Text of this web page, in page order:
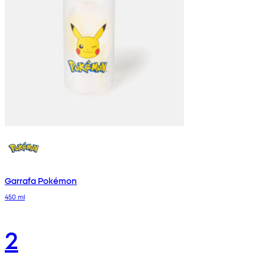
Garrafa Pokémon
450 ml
2